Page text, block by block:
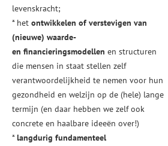
levenskracht;
* het ontwikkelen of verstevigen van
(nieuwe) waarde-
en financieringsmodellen en structuren
die mensen in staat stellen zelf
verantwoordelijkheid te nemen voor hun
gezondheid en welzijn op de (hele) lange
termijn (en daar hebben we zelf ook
concrete en haalbare ideeën over!)
*langdurig fundamenteel